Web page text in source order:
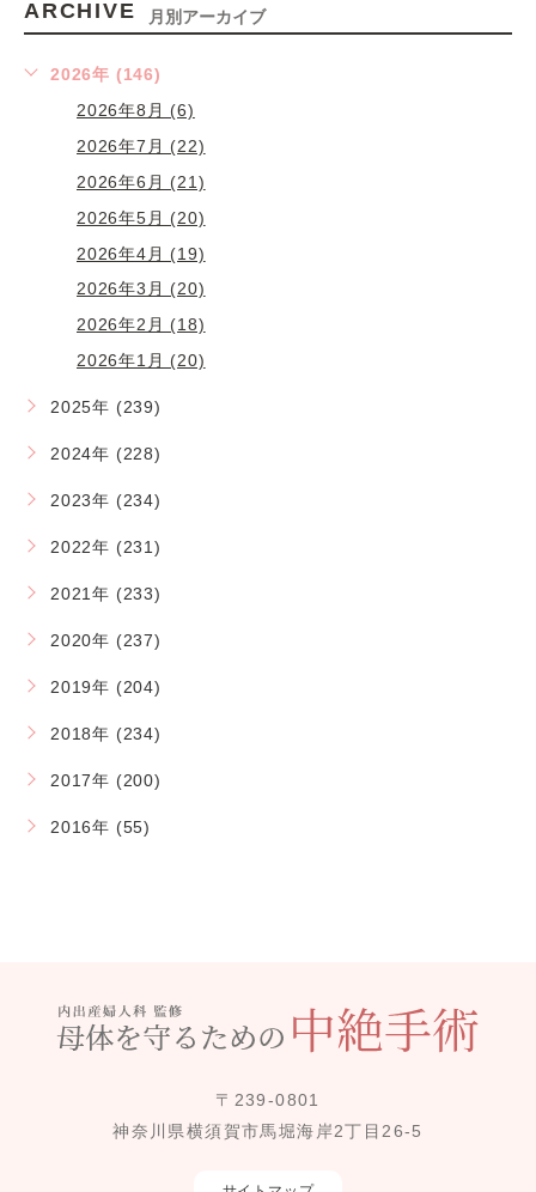
ARCHIVE 月別アーカイブ
2026年 (146)
2026年8月 (6)
2026年7月 (22)
2026年6月 (21)
2026年5月 (20)
2026年4月 (19)
2026年3月 (20)
2026年2月 (18)
2026年1月 (20)
2025年 (239)
2024年 (228)
2023年 (234)
2022年 (231)
2021年 (233)
2020年 (237)
2019年 (204)
2018年 (234)
2017年 (200)
2016年 (55)
〒239-0801
神奈川県横須賀市馬堀海岸2丁目26-5